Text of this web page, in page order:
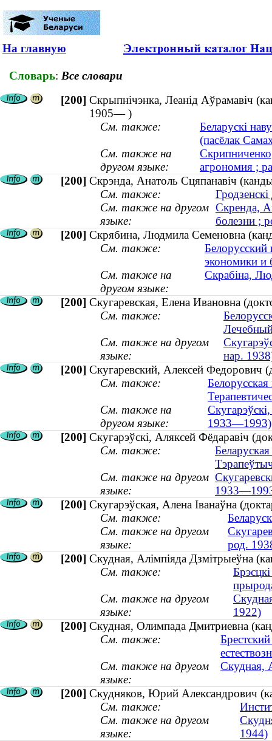
На главную
Словарь: Все словари
[200] Скрыпнічэнка, Леанід Аўрамавіч
1905— )
См. также:
Беларускі
(пасёлак
См. также на
другом языке:
агрономия ;
[200] Скрэнда, Анатоль Сцяпанавіч
См. также:
См. также на другом
языке:
Скренда,
болезни ;
[200] Скрябина, Людмила Семеновна
См. также:
Белорусский
экономики и
См. также на
другом языке:
Скрабіна,
[200] Скугаревская, Елена Ивановна
См. также:
См. также на другом
языке:
нар.
[200] Скугаревский, Алексей Федорович
См. также:
См. также на
другом языке:
1933—1993)
[200] Скугарэўскі, Аляксей Фёдаравіч
См. также:
См. также на другом
языке:
[200] Скугарэўская, Алена Іванаўна
См. также:
См. также на другом
языке:
род.
[200] Скудная, Алімпіяда Дзмітрыеўна
См. также:
См. также на другом
языке:
1922)
[200] Скудная, Олимпада Дмитриевна
См. также:
См. также на другом
языке:
Скудная,
[200] Скудняков, Юрий Александрович
См. также:
См. также на другом
языке:
1944)